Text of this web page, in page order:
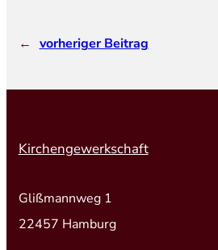
← vorheriger Beitrag
Kirchengewerkschaft
Glißmannweg 1
22457 Hamburg